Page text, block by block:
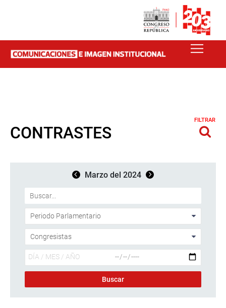
CONTRASTES
FILTRAR
Marzo del 2024